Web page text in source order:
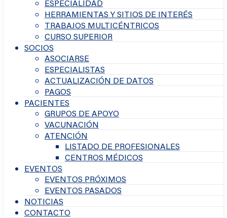
ESPECIALIDAD
HERRAMIENTAS Y SITIOS DE INTERÉS
TRABAJOS MULTICÉNTRICOS
CURSO SUPERIOR
SOCIOS
ASOCIARSE
ESPECIALISTAS
ACTUALIZACIÓN DE DATOS
PAGOS
PACIENTES
GRUPOS DE APOYO
VACUNACIÓN
ATENCIÓN
LISTADO DE PROFESIONALES
CENTROS MÉDICOS
EVENTOS
EVENTOS PRÓXIMOS
EVENTOS PASADOS
NOTICIAS
CONTACTO